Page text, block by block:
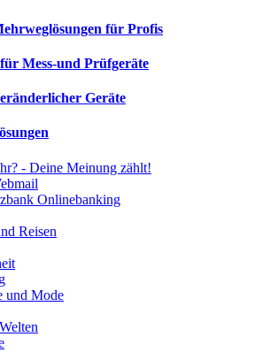
für Profis
Mess-und Prüfgeräte
Geräte
- Deine Meinung zählt!
Onlinebanking
Reisen
und Mode